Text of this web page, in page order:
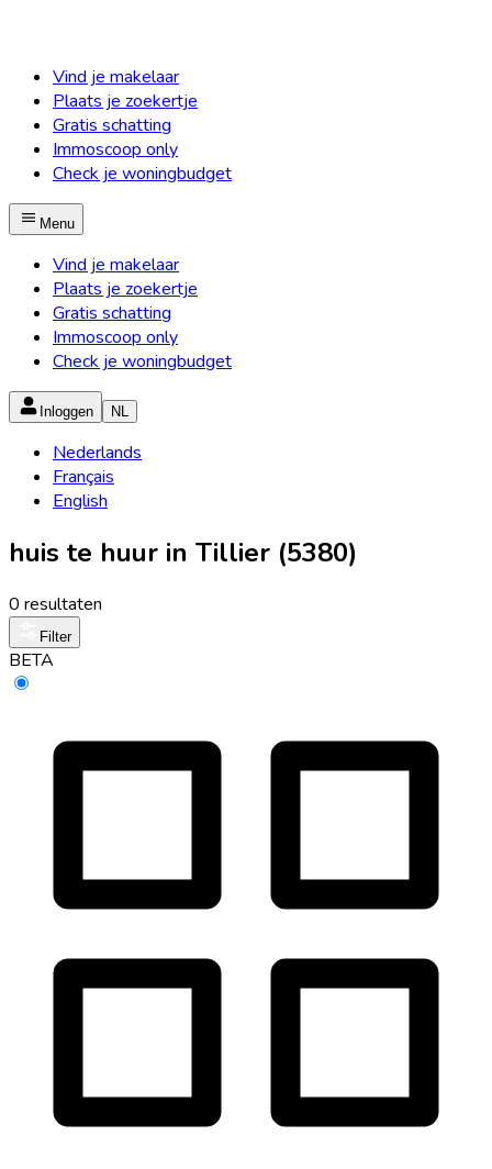
Vind je makelaar
Plaats je zoekertje
Gratis schatting
Immoscoop only
Check je woningbudget
Menu
Vind je makelaar
Plaats je zoekertje
Gratis schatting
Immoscoop only
Check je woningbudget
Inloggen NL
Nederlands
Français
English
huis te huur in Tillier (5380)
0 resultaten
Filter
BETA